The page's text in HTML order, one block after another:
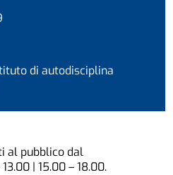
di autodisciplina
al pubblico dal
| 15.00 – 18.00.